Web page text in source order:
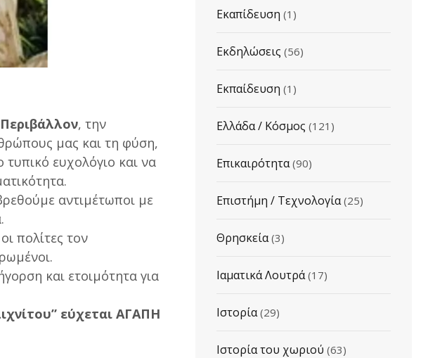
Περιβάλλον, την
μας και τη φύση,
τυπικό ευχολόγιο και να
αντιμέτωποι με
πολίτες τον
και ετοιμότητα για
εύχεται ΑΓΑΠΗ
Εκαπίδευση (1)
Εκδηλώσεις (56)
Εκπαίδευση (1)
Ελλάδα / Κόσμος (121)
Επικαιρότητα(90)
Επιστήμη / Τεχνολογία(25)
Θρησκεία(3)
Ιαματικά Λουτρά(17)
Ιστορία(29)
Ιστορία του χωριού (63)